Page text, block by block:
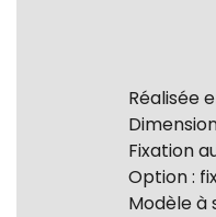
Réalisée
Fixation
Option :
Modèle à